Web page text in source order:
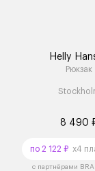
Helly
Рюкзак
8 490
по 2 122 ₽ x4
с партнёрами